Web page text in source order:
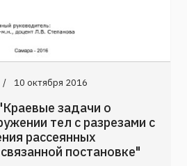
10 октября 2016
задачи о
тел с разрезами с
рассеянных
постановке"